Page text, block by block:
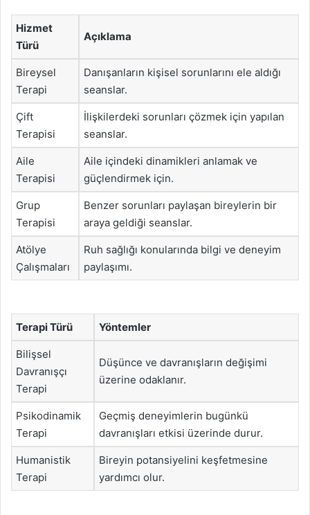
Hizmet
Türü
Açıklama
Bireysel
Terapi
Danışanların kişisel sorunlarını ele aldığı
seanslar.
Çift
Terapisi
İlişkilerdeki sorunları çözmek için yapılan
seanslar.
Aile
Terapisi
Aile içindeki dinamikleri anlamak ve
güçlendirmek için.
Grup
Terapisi
Benzer sorunları paylaşan bireylerin bir
araya geldiği seanslar.
Atölye
Çalışmaları
Ruh sağlığı konularında bilgi ve deneyim
paylaşımı.
Terapi Türü Yöntemler
Bilişsel
Davranışçı
Terapi
Düşünce ve davranışların değişimi
üzerine odaklanır.
Psikodinamik
Terapi
Geçmiş deneyimlerin bugünkü
davranışları etkisi üzerinde durur.
Humanistik
Terapi
Bireyin potansiyelini keşfetmesine
yardımcı olur.